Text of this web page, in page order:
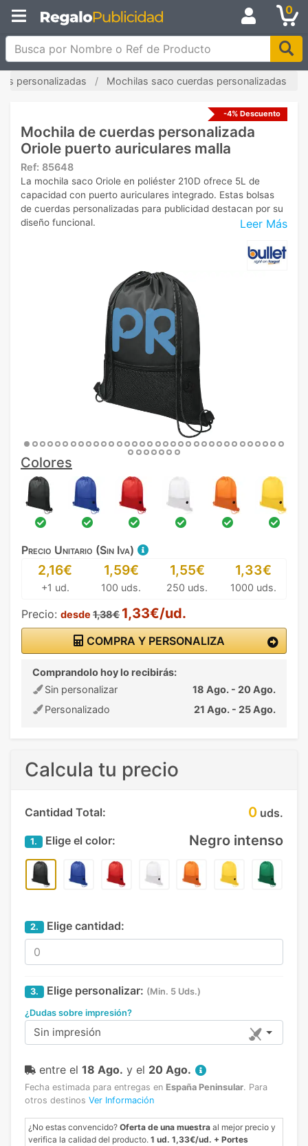
0
Busca por Nombre o Ref de Producto
personalizadas Mochilas saco cuerdas personalizadas
-4% Descuento
Mochila de cuerdas personalizada
Oriole puerto auriculares malla
Ref: 85648
Leer Más
La mochila saco Oriole en poliéster 210D ofrece 5L de
capacidad con puerto auriculares integrado. Estas bolsas
de cuerdas personalizadas para publicidad destacan por su
diseño funcional.
Colores
Precio Unitario (Sin Iva)
2,16€
+1 ud.
1,59€
100 uds.
1,55€
250 uds.
1,33€
1000 uds.
Precio: desde 1,38€ 1,33€/ud.
COMPRA Y PERSONALIZA
Comprandolo hoy lo recibirás:
Sin personalizar
18 Ago. - 20 Ago.
Personalizado
21 Ago. - 25 Ago.
Calcula tu precio
Cantidad Total: 0 uds.
1. Elige el color: Negro intenso
2. Elige cantidad:
3. Elige personalizar: (Min. 5 Uds.)
¿Dudas sobre impresión?
Sin impresión
entre el 18 Ago. y el 20 Ago.
Fecha estimada para entregas en España Peninsular. Para
otros destinos Ver Información
¿No estas convencido? Oferta de una muestra al mejor precio y
verifica la calidad del producto. 1 ud. 1,33€/ud. + Portes